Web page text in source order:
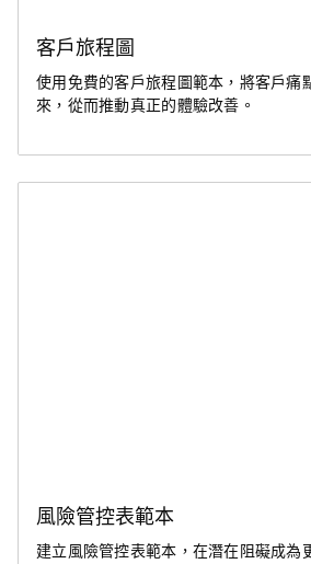
客戶旅程圖
使用免費的客戶旅程圖範本，將客戶痛
來，從而推動真正的體驗改善。
風險管控表範本
建立風險管控表範本，在潛在阻礙成為